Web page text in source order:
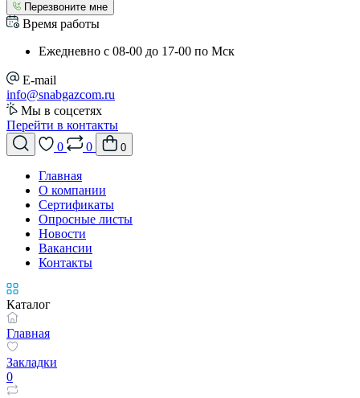
Перезвоните мне
Время работы
Ежедневно с 08-00 до 17-00 по Мск
E-mail
info@snabgazcom.ru
Мы в соцсетях
Перейти в контакты
0
0 0
Главная
О компании
Сертификаты
Опросные листы
Новости
Вакансии
Контакты
Каталог
Главная
Закладки
0